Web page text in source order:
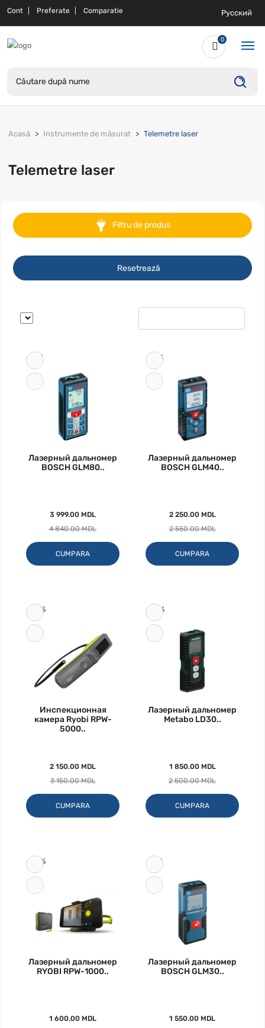
Cont Preferate Comparatie Русский
0
Acasă Instrumente de măsurat Telemetre laser
Telemetre laser
Filtru de produs
Resetrează
-17%
Лазерный дальномер
BOSCH GLM80..
3 999.00 MDL
4 840.00 MDL
CUMPARA
-12%
Лазерный дальномер
BOSCH GLM40..
2 250.00 MDL
2 550.00 MDL
CUMPARA
-32%
Инспекционная
камера Ryobi RPW-
5000..
2 150.00 MDL
3 150.00 MDL
CUMPARA
-26%
Лазерный дальномер
Metabo LD30..
1 850.00 MDL
2 500.00 MDL
CUMPARA
-32%
Лазерный дальномер
RYOBI RPW-1000..
1 600.00 MDL
-17%
Лазерный дальномер
BOSCH GLM30..
1 550.00 MDL